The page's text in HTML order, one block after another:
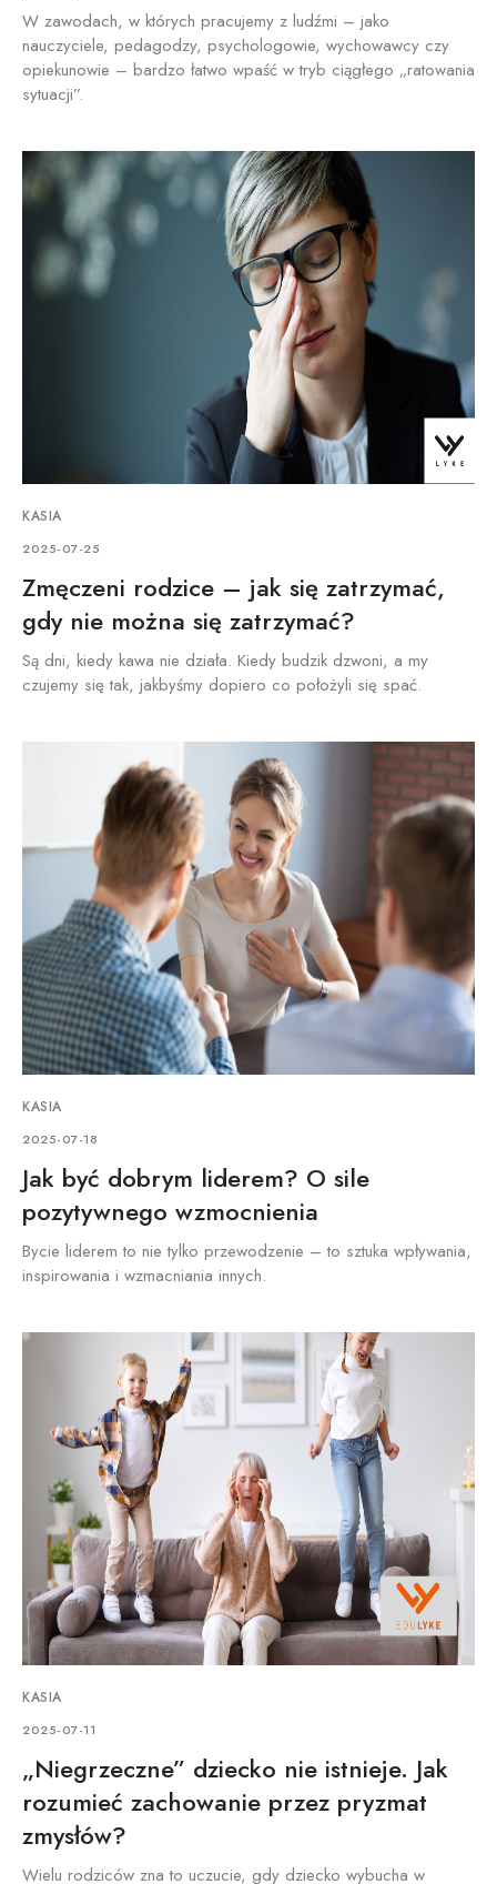
W zawodach, w których pracujemy z ludźmi – jako
nauczyciele, pedagodzy, psychologowie, wychowawcy czy
opiekunowie – bardzo łatwo wpaść w tryb ciągłego „ratowania
sytuacji”.
KASIA
2025-07-25
Zmęczeni rodzice – jak się zatrzymać,
gdy nie można się zatrzymać?
Są dni, kiedy kawa nie działa. Kiedy budzik dzwoni, a my
czujemy się tak, jakbyśmy dopiero co położyli się spać.
KASIA
2025-07-18
Jak być dobrym liderem? O sile
pozytywnego wzmocnienia
Bycie liderem to nie tylko przewodzenie – to sztuka wpływania,
inspirowania i wzmacniania innych.
KASIA
2025-07-11
„Niegrzeczne” dziecko nie istnieje. Jak
rozumieć zachowanie przez pryzmat
zmysłów?
Wielu rodziców zna to uczucie, gdy dziecko wybucha w